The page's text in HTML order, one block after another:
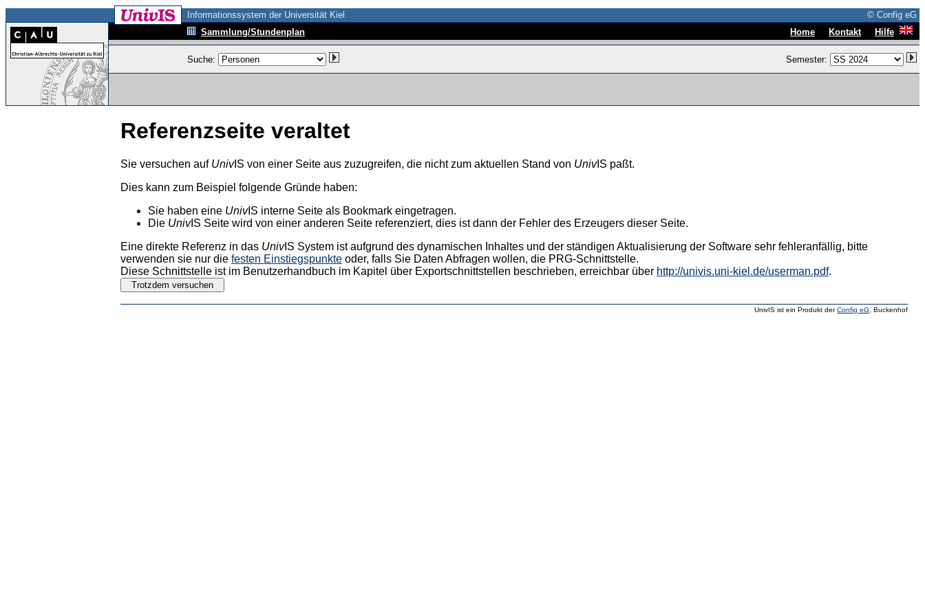
Informationssystem der Universität Kiel
© Config eG
Sammlung/Stundenplan
Home Kontakt Hilfe
Suche: Semester:
Referenzseite veraltet
Sie versuchen auf UnivIS von einer Seite aus zuzugreifen, die nicht zum aktuellen Stand von UnivIS paßt.
Dies kann zum Beispiel folgende Gründe haben:
Sie haben eine UnivIS interne Seite als Bookmark eingetragen.
Die UnivIS Seite wird von einer anderen Seite referenziert, dies ist dann der Fehler des Erzeugers dieser Seite.
Eine direkte Referenz in das UnivIS System ist aufgrund des dynamischen Inhaltes und der ständigen Aktualisierung der Software sehr fehleranfällig, bitte
verwenden sie nur die festen Einstiegspunkte oder, falls Sie Daten Abfragen wollen, die PRG-Schnittstelle.
Diese Schnittstelle ist im Benutzerhandbuch im Kapitel über Exportschnittstellen beschrieben, erreichbar über http://univis.uni-kiel.de/userman.pdf.
UnivIS ist ein Produkt derConfig eG , Buckenhof